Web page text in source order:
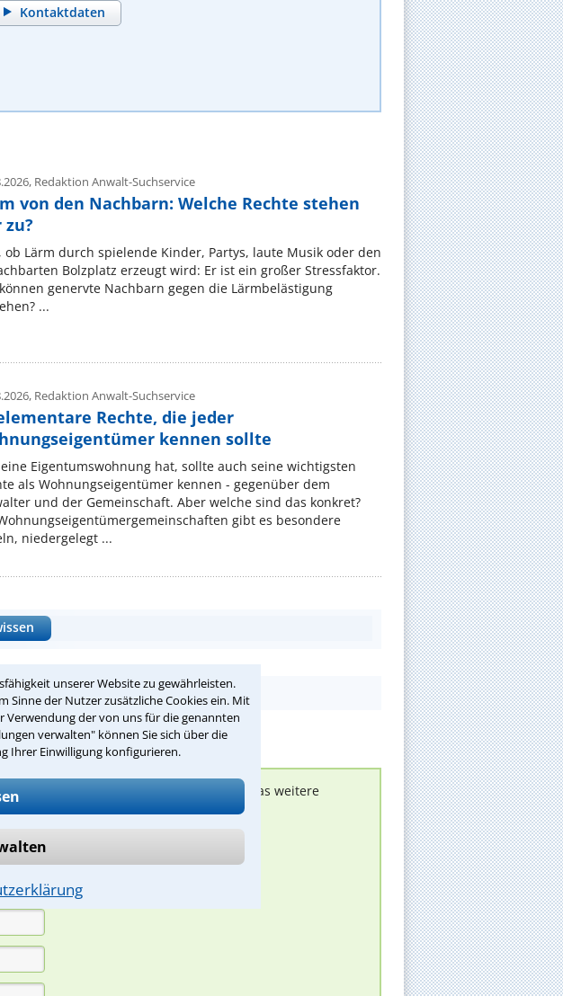
unserer Website zu gewährleisten.
Sinne der Nutzer zusätzliche Cookies ein. Mit
Verwendung der von uns für die genannten
verwalten" können Sie sich über die
Ihrer Einwilligung konfigurieren.
Kontaktdaten
Redaktion Anwalt-Suchservice
von den Nachbarn: Welche Rechte stehen
ob Lärm durch spielende Kinder, Partys, laute Musik oder den
Bolzplatz erzeugt wird: Er ist ein großer Stressfaktor.
genervte Nachbarn gegen die Lärmbelästigung
...
Redaktion Anwalt-Suchservice
Rechte, die jeder
kennen sollte
Eigentumswohnung hat, sollte auch seine wichtigsten
als Wohnungseigentümer kennen - gegenüber dem
und der Gemeinschaft. Aber welche sind das konkret?
gibt es besondere
niedergelegt ...
Rechtsanwälte bei Ihnen melden, um das weitere